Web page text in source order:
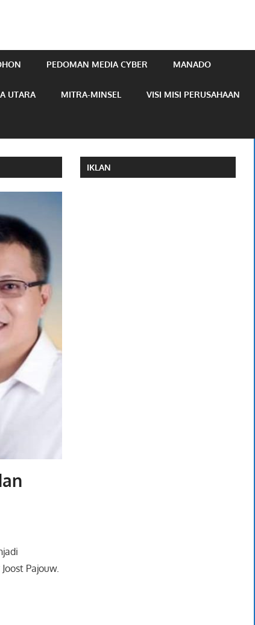
PEDOMAN MEDIA CYBER MANADO
UTARA MITRA-MINSEL VISI MISI PERUSAHAAN
Pajouw.
IKLAN